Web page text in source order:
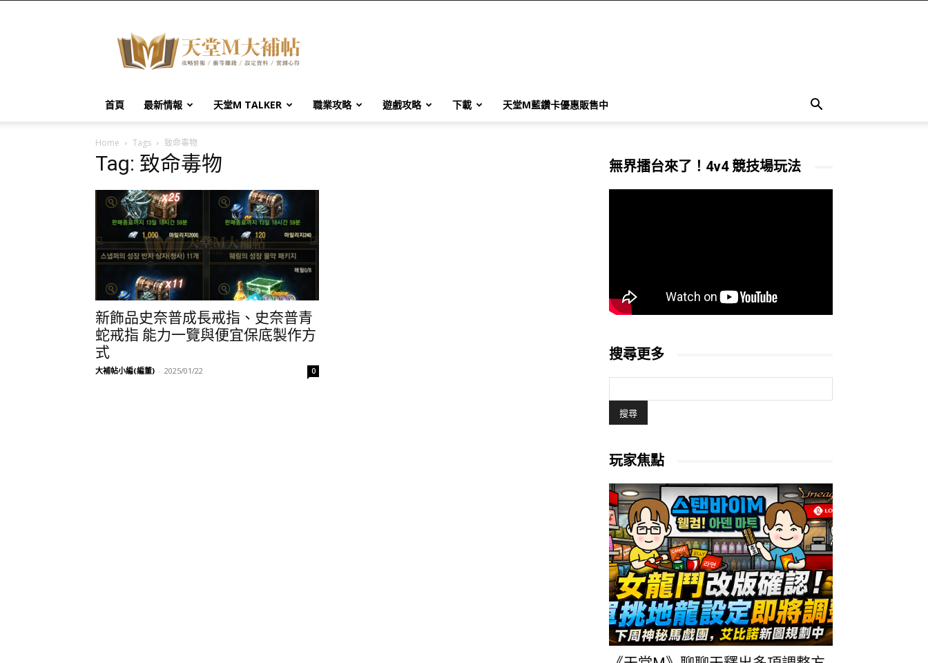
堂
M
大
帖
首頁 最新情報 天堂M TALKER 職業攻略 遊戲攻略 下載 天堂M藍鑽卡優惠販售中
Home Tags 致命毒物
Tag: 致命毒物
新飾品史奈普成長戒指、史奈普青
蛇戒指 能力一覽與便宜保底製作方
式
大補帖小編(編董) - 2025/01/22 0
無界擂台來了！4v4 競技場玩法
搜尋更多
玩家焦點